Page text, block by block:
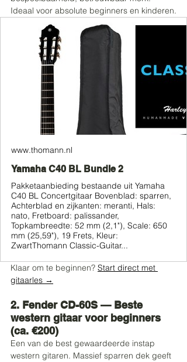
Ideaal voor absolute beginners en kinderen.
www.thomann.nl
Yamaha C40 BL Bundle 2
Pakketaanbieding bestaande uit Yamaha
C40 BL Concertgitaar Bovenblad: sparren,
Achterblad en zijkanten: meranti, Hals:
nato, Fretboard: palissander,
Topkambreedte: 52 mm (2,1"), Scale: 650
mm (25,59"), 19 Frets, Kleur:
ZwartThomann Classic-Guitar...
Klaar om te beginnen? Start direct met
gitaarles →
2. Fender CD-60S — Beste
western gitaar voor beginners
(ca. €200)
Een van de best gewaardeerde instap
western gitaren. Massief sparren dek geeft